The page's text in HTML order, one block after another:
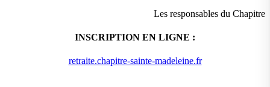
Les responsables du Chapitre
INSCRIPTION EN LIGNE :
retraite.chapitre-sainte-madeleine.fr